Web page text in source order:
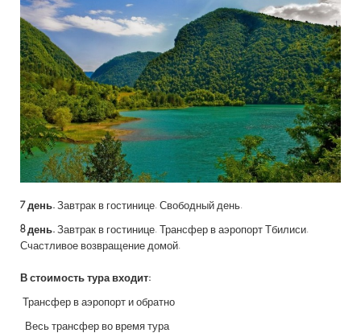
7 день. Завтрак в гостинице. Свободный день.
8 день. Завтрак в гостинице. Трансфер в аэропорт Тбилиси.
Счастливое возвращение домой.
В стоимость тура входит:
Трансфер в аэропорт и обратно
Весь трансфер во время тура